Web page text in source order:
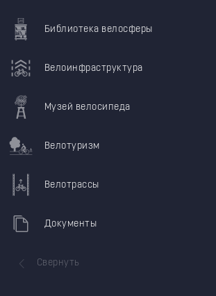
Библиотека велосферы
Велоинфраструктура
Музей велосипеда
Велотуризм
Велотрассы
Документы
Свернуть